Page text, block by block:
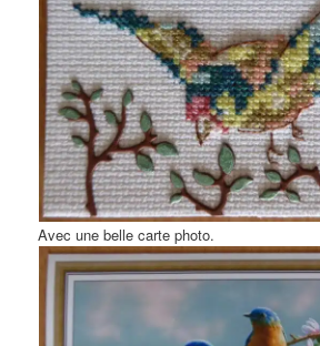
Avec une belle carte photo.